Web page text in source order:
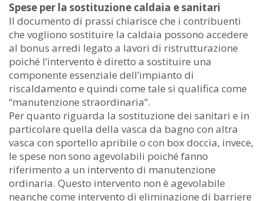
Spese per la sostituzione caldaia e sanitari
Il documento di prassi chiarisce che i contribuenti
che vogliono sostituire la caldaia possono accedere
al bonus arredi legato a lavori di ristrutturazione
poiché l’intervento è diretto a sostituire una
componente essenziale dell’impianto di
riscaldamento e quindi come tale si qualifica come
“manutenzione straordinaria”.
Per quanto riguarda la sostituzione dei sanitari e in
particolare quella della vasca da bagno con altra
vasca con sportello apribile o con box doccia, invece,
le spese non sono agevolabili poiché fanno
riferimento a un intervento di manutenzione
ordinaria. Questo intervento non è agevolabile
neanche come intervento di eliminazione di barriere